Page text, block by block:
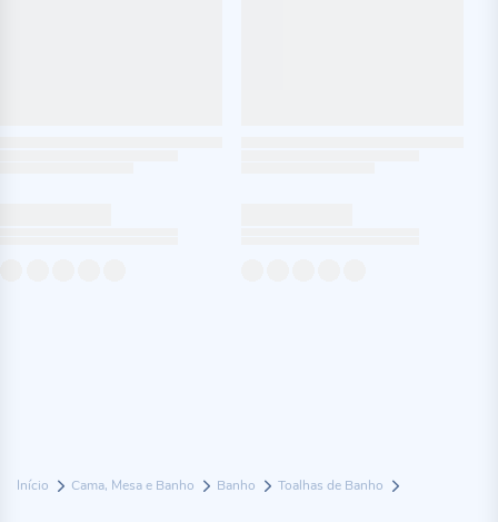
Início Cama, Mesa e Banho Banho Toalhas de Banho